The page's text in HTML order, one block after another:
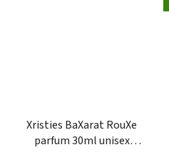
Xristies BaXarat RouXe
parfum 30ml unisex